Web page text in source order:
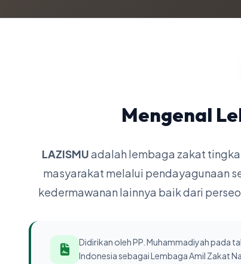
Mengenal
LAZISMUadalah lembaga zakat
masyarakat melalui pendayagunaan
kedermawanan lainnya baik dari
Didirikan oleh PP. Muhammadiyah pada
Indonesia sebagai Lembaga Amil Zakat